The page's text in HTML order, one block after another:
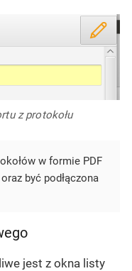
z protokołu
w formie PDF
być podłączona
jest z okna listy